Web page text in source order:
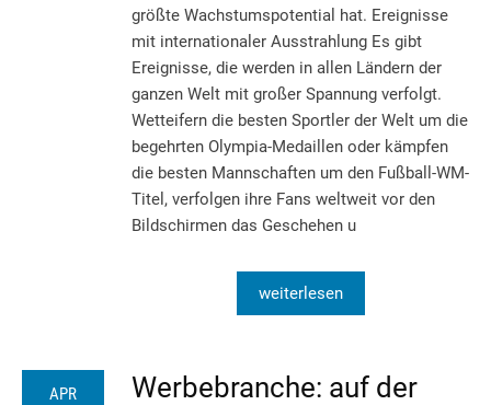
größte Wachstumspotential hat. Ereignisse
mit internationaler Ausstrahlung Es gibt
Ereignisse, die werden in allen Ländern der
ganzen Welt mit großer Spannung verfolgt.
Wetteifern die besten Sportler der Welt um die
begehrten Olympia-Medaillen oder kämpfen
die besten Mannschaften um den Fußball-WM-
Titel, verfolgen ihre Fans weltweit vor den
Bildschirmen das Geschehen u
weiterlesen
APR
Werbebranche: auf der